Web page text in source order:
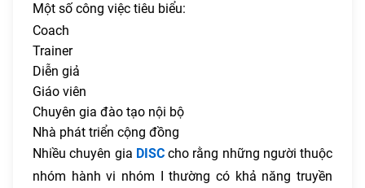
Một số công việc tiêu biểu:
Coach
Trainer
Diễn giả
Giáo viên
Chuyên gia đào tạo nội bộ
Nhà phát triển cộng đồng
Nhiều chuyên gia DISCcho rằng những người thuộc
nhóm hành vi nhóm I thường có khả năng truyền